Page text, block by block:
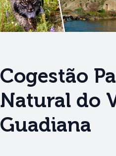
Cogestão
Natural do
Guadiana